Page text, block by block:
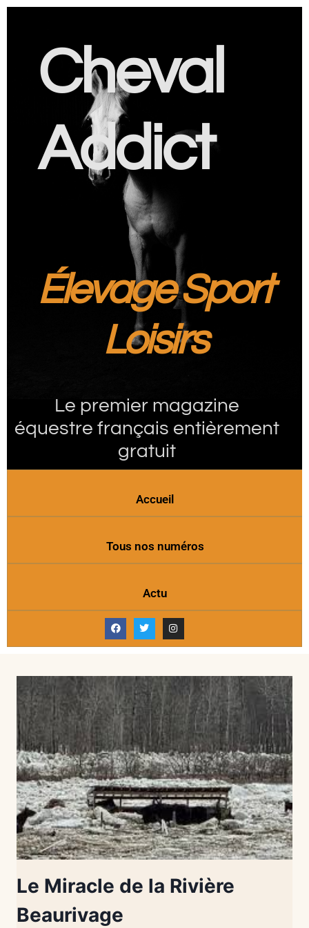
Cheval
Addict
Élevage Sport
Loisirs
Le premier magazine
équestre français entièrement
gratuit
Accueil
Tous nos numéros
Actu
Le Miracle de la Rivière
Beaurivage